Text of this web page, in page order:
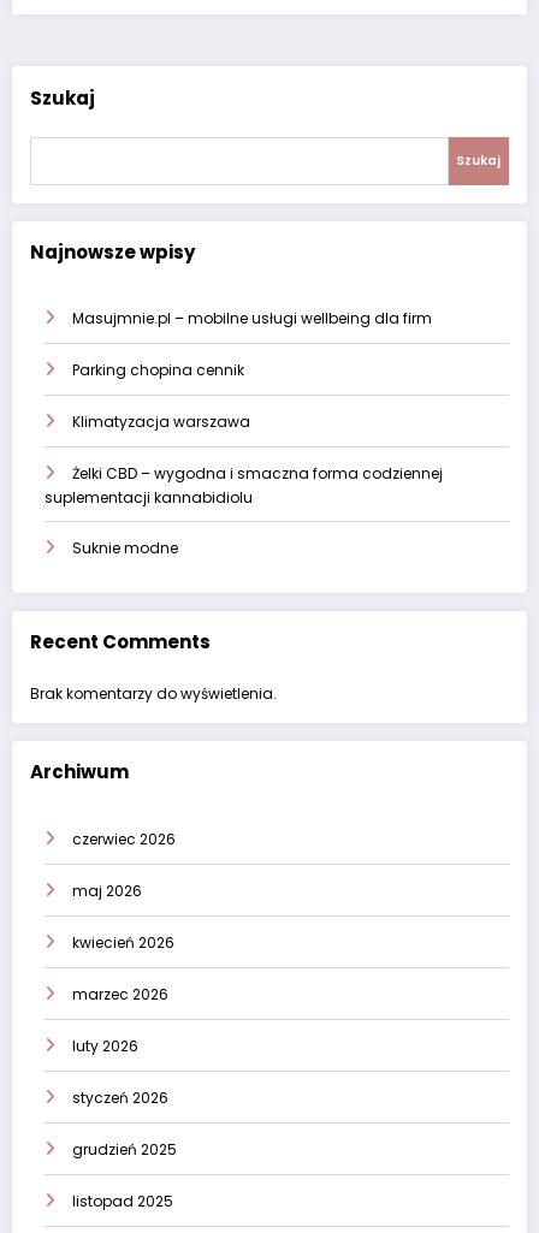
Szukaj
Szukaj
Najnowsze wpisy
Masujmnie.pl – mobilne usługi wellbeing dla firm
Parking chopina cennik
Klimatyzacja warszawa
Żelki CBD – wygodna i smaczna forma codziennej
suplementacji kannabidiolu
Suknie modne
Recent Comments
Brak komentarzy do wyświetlenia.
Archiwum
czerwiec 2026
maj 2026
kwiecień 2026
marzec 2026
luty 2026
styczeń 2026
grudzień 2025
listopad 2025